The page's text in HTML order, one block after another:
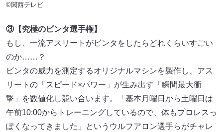
©関西テレビ
③【究極のビンタ選手権】
もし、一流アスリートがビンタをしたらどれくらいすごい
のか……？
ビンタの威力を測定するオリジナルマシンを製作し、アス
リートの「スピード×パワー」が生み出す「瞬間最大衝
撃」を数値化し競い合います。「基本月曜日から土曜日は
午前10:00からトレーニングしているので、体もプロレスっ
ぽくなってきました」というウルフアロン選手らがチャレ